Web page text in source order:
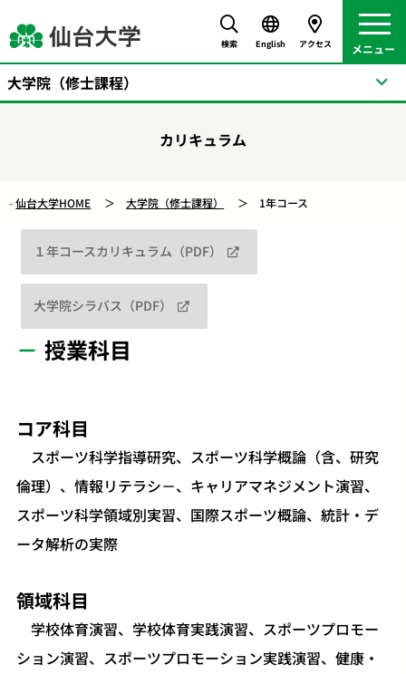
検索 English アクセス
カリキュラム
仙台大学HOME 大学院（修士課程） 1年コース
１年コースカリキュラム（PDF）
大学院シラバス（PDF）
授業科目
コア科目
スポーツ科学指導研究、スポーツ科学概論（含、研究
倫理）、情報リテラシ－、キャリアマネジメント演習、
スポーツ科学領域別実習、国際スポーツ概論、統計・デ
ータ解析の実際
領域科目
学校体育演習、学校体育実践演習、スポーツプロモー
ション演習、スポーツプロモーション実践演習、健康・
大学院（修士課程）